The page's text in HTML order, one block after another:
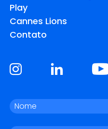
Play
Cannes Lions
Contato